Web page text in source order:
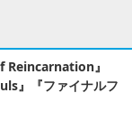
Reincarnation』
』『ファイナルフ